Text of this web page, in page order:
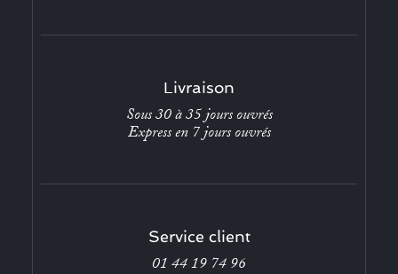
Livraison
Sous 30 à 35 jours ouvrés
Express en 7 jours ouvrés
Service client
01 44 19 74 96